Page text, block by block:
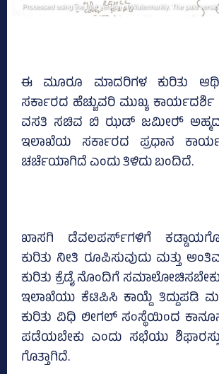
ಈ ಮೂರೂ ಮಾದರಿಗಳ ಕುರಿತು
ಸರ್ಕಾರದ ಹೆಚ್ಚುವರಿ ಮುಖ್ಯ
ವಸತಿ ಸಚಿವ ಬಿ ಝಡ್‌ ಜಮೀರ್‍‌
ಇಲಾಖೆಯ ಸರ್ಕಾರದ ಪ್ರಧಾನ
ಚರ್ಚೆಯಾಗಿದೆ ಎಂದು ತಿಳಿದು ಬಂದಿದೆ.
ಖಾಸಗಿ ಡೆವಲಪರ್ಸ್‌ಗಳಿಗೆ
ಕುರಿತು ನೀತಿ ರೂಪಿಸುವುದು ಮತ್ತು
ಕುರಿತು ಕ್ರೆಡೈ ನೊಂದಿಗೆ
ಇಲಾಖೆಯು ಕೆಟಿಪಿಸಿ ಕಾಯ್ದೆ ತಿದ್ದುಪಡಿ
ಕುರಿತು ವಿಧಿ ಲೀಗಲ್‌ ಸಂಸ್ಥೆಯಿಂದ
ಪಡೆಯಬೇಕು ಎಂದು ಸಭೆಯು
ಗೊತ್ತಾಗಿದೆ.